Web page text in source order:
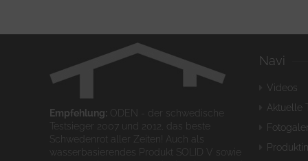
Empfehlung: ODEN - der schwedische
Testsieger 2007 und 2012, das beste
Schwedenrot aller Zeiten! Auch als
wasserbasierendes Produkt SOLID V sowie
Navi
Videos
Aktuelle